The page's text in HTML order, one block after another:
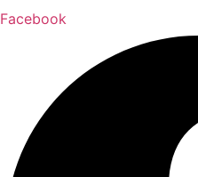
Facebook